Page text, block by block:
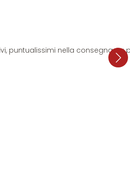
puntualissimi nella consegna. La